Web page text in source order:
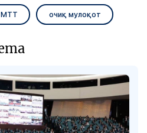
МТТ очиқ мулоқот